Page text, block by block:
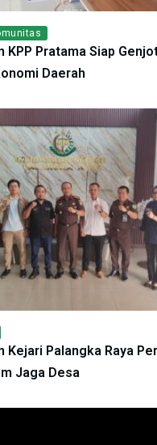
KPP Pratama Siap
Daerah
Kejari Palangka Raya
Jaga Desa